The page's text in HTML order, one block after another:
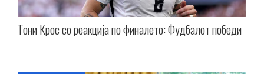
Тони Крос со реакција по финалето: Фудбалот победи